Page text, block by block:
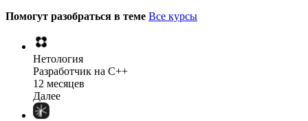
Помогут разобраться в теме Все курсы
Нетология
Разработчик на C++
12 месяцев
Далее